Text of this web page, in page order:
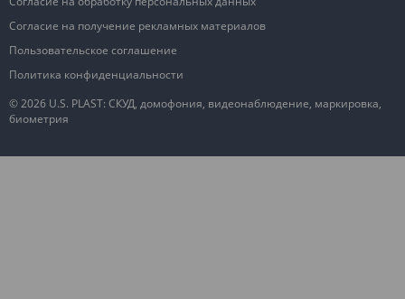
© 2026 U.S. PLAST: СКУД, домофония, видеонаблюдение, маркировка,
биометрия
Согласие на получение рекламных материалов
Пользовательское соглашение
Политика конфиденциальности